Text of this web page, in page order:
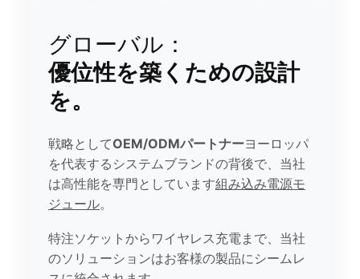
グローバル：
優位性を築くための設計
を。
戦略としてOEM/ODMパートナーヨーロッパ
を代表するシステムブランドの背後で、当社
は高性能を専門としています組み込み電源モ
ジュール。
特注ソケットからワイヤレス充電まで、当社
のソリューションはお客様の製品にシームレ